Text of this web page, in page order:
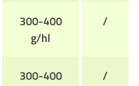
300-400
g/hl
/
300-400
/